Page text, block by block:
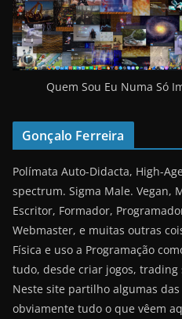
Quem Sou Eu Numa Só
Gonçalo Ferreira
Polímata Auto-Didacta, High-
spectrum. Sigma Male. Vegan,
Escritor, Formador,
Webmaster, e muitas outras
Física e uso a Programação
tudo, desde criar jogos, trading
Neste site partilho algumas
obviamente tudo o que vêem